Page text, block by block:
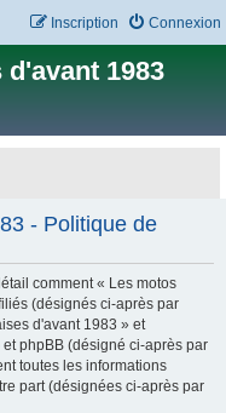
Connexion
Inscription
1983
- Politique de
comment « Les motos
(désignés ci-après par
d'avant 1983 » et
phpBB (désigné ci-après par
toutes les informations
part (désignées ci-après par